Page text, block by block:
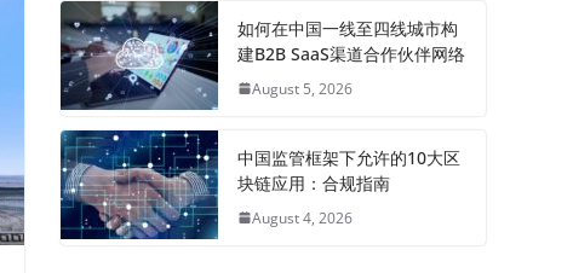
如何在中国一线至四线城市构
建B2B SaaS渠道合作伙伴网络
August 5, 2026
中国监管框架下允许的10大区
块链应用：合规指南
August 4, 2026